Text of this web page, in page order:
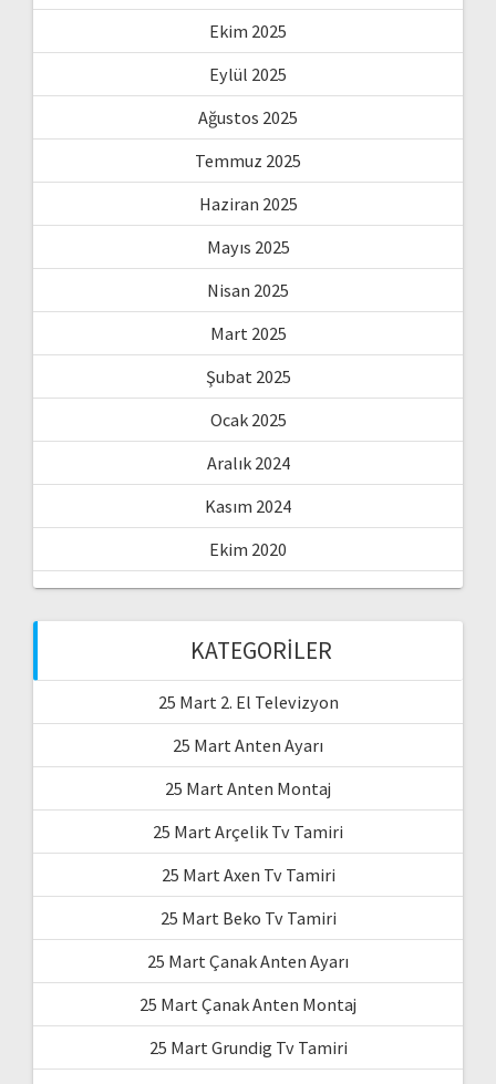
Ekim 2025
Eylül 2025
Ağustos 2025
Temmuz 2025
Haziran 2025
Mayıs 2025
Nisan 2025
Mart 2025
Şubat 2025
Ocak 2025
Aralık 2024
Kasım 2024
Ekim 2020
KATEGORILER
25 Mart 2. El Televizyon
25 Mart Anten Ayarı
25 Mart Anten Montaj
25 Mart Arçelik Tv Tamiri
25 Mart Axen Tv Tamiri
25 Mart Beko Tv Tamiri
25 Mart Çanak Anten Ayarı
25 Mart Çanak Anten Montaj
25 Mart Grundig Tv Tamiri